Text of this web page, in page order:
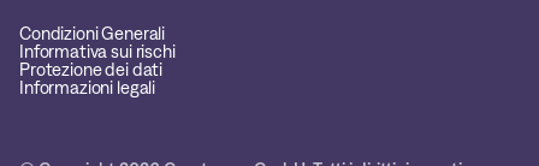
Condizioni Generali
Informativa sui rischi
Protezione dei dati
Informazioni legali